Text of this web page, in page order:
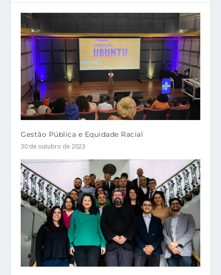
Gestão Pública e Equidade Racial
30 de outubro de 2023